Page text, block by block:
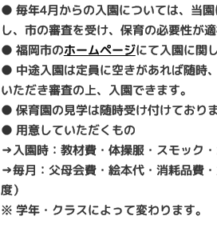
● 毎年4月からの入園については、当
し、市の審査を受け、保育の必要性が
● 福岡市のホームページにて入園に関
● 中途入園は定員に空きがあれば随時
いただき審査の上、入園できます。
● 保育園の見学は随時受け付けており
● 用意していただくもの
→入園時：教材費・体操服・スモック
→毎月：父母会費・絵本代・消耗品費
度）
※ 学年・クラスによって変わります。